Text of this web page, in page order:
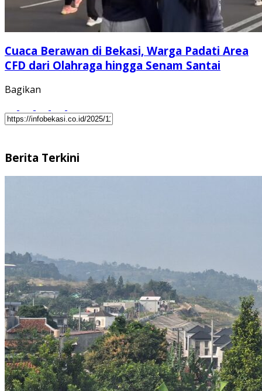
Cuaca Berawan di Bekasi, Warga Padati Area
CFD dari Olahraga hingga Senam Santai
Bagikan
Berita Terkini